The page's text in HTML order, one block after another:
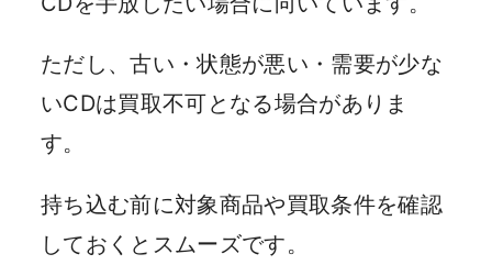
ただし、古い・状態が悪い・需要が少な
いCDは買取不可となる場合がありま
す。
持ち込む前に対象商品や買取条件を確認
しておくとスムーズです。